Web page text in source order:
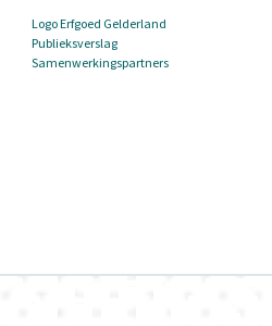
Logo Erfgoed Gelderland
Publieksverslag
Samenwerkingspartners